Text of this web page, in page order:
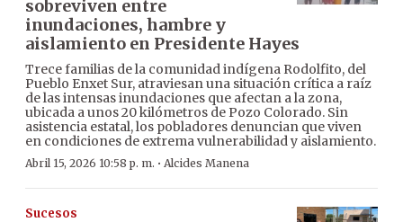
sobreviven entre
inundaciones, hambre y
aislamiento en Presidente Hayes
Trece familias de la comunidad indígena Rodolfito, del
Pueblo Enxet Sur, atraviesan una situación crítica a raíz
de las intensas inundaciones que afectan a la zona,
ubicada a unos 20 kilómetros de Pozo Colorado. Sin
asistencia estatal, los pobladores denuncian que viven
en condiciones de extrema vulnerabilidad y aislamiento.
Abril 15, 2026 10:58 p. m. · Alcides Manena
Sucesos